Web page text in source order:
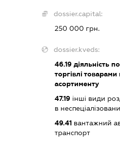
dossier.capital:
250 000 грн.
dossier.kveds:
46.19діяльність
торгівлі
асортименту
47.19інші види
в
49.41вантажний
транспорт